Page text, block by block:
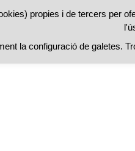
propies i de tercers per
la configuració de galetes.